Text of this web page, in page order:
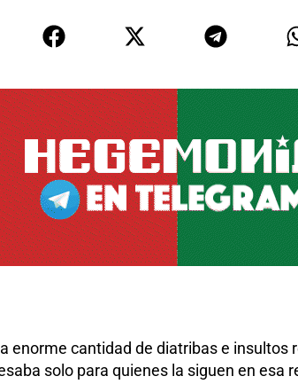
enorme cantidad de diatribas e insultos
solo para quienes la siguen en esa